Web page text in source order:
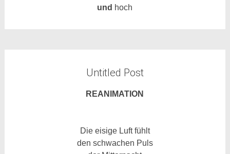
und hoch
Untitled Post
REANIMATION
Die eisige Luft fühlt
den schwachen Puls